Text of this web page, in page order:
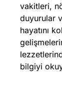
vakitleri,
duyurular
hayatını
bilgiyi